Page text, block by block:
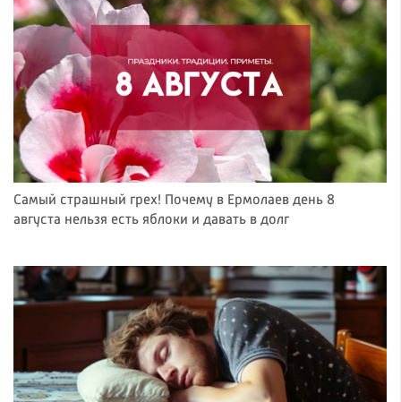
Самый страшный грех! Почему в Ермолаев день 8
августа нельзя есть яблоки и давать в долг